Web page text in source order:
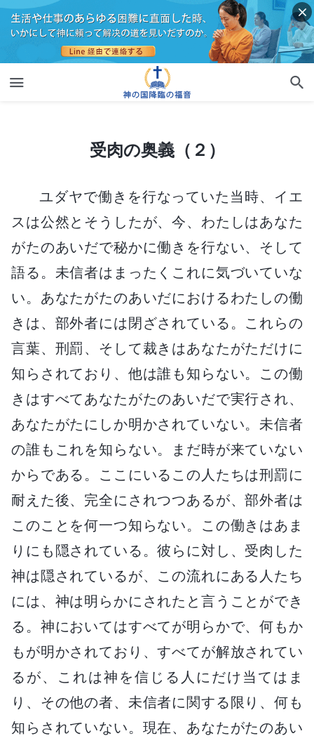
受肉の奥義（２）
ユダヤで働きを行なっていた当時、イエ
スは公然とそうしたが、今、わたしはあなた
がたのあいだで秘かに働きを行ない、そして
語る。未信者はまったくこれに気づいていな
い。あなたがたのあいだにおけるわたしの働
きは、部外者には閉ざされている。これらの
言葉、刑罰、そして裁きはあなたがただけに
知らされており、他は誰も知らない。この働
きはすべてあなたがたのあいだで実行され、
あなたがたにしか明かされていない。未信者
の誰もこれを知らない。まだ時が来ていない
からである。ここにいるこの人たちは刑罰に
耐えた後、完全にされつつあるが、部外者は
このことを何一つ知らない。この働きはあま
りにも隠されている。彼らに対し、受肉した
神は隠されているが、この流れにある人たち
には、神は明らかにされたと言うことができ
る。神においてはすべてが明らかで、何もか
もが明かされており、すべてが解放されてい
るが、これは神を信じる人にだけ当てはま
り、その他の者、未信者に関する限り、何も
知らされていない。現在、あなたがたのあい